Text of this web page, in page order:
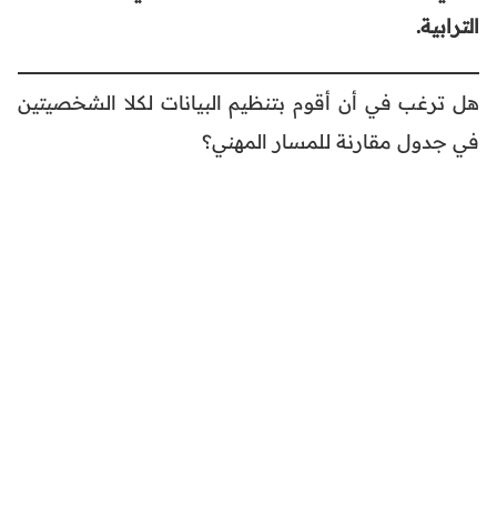
الترابية.
هل ترغب في أن أقوم بتنظيم البيانات لكلا الشخصيتين
في جدول مقارنة للمسار المهني؟